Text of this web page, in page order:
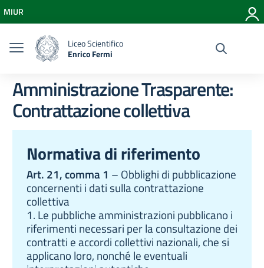
Vai al menu di navigazione
Vai al footer
MIUR
Liceo Scientifico
Enrico Fermi
Amministrazione Trasparente:
Contrattazione collettiva
Normativa di riferimento
Art. 21, comma 1 – Obblighi di pubblicazione
concernenti i dati sulla contrattazione
collettiva
1. Le pubbliche amministrazioni pubblicano i
riferimenti necessari per la consultazione dei
contratti e accordi collettivi nazionali, che si
applicano loro, nonché le eventuali